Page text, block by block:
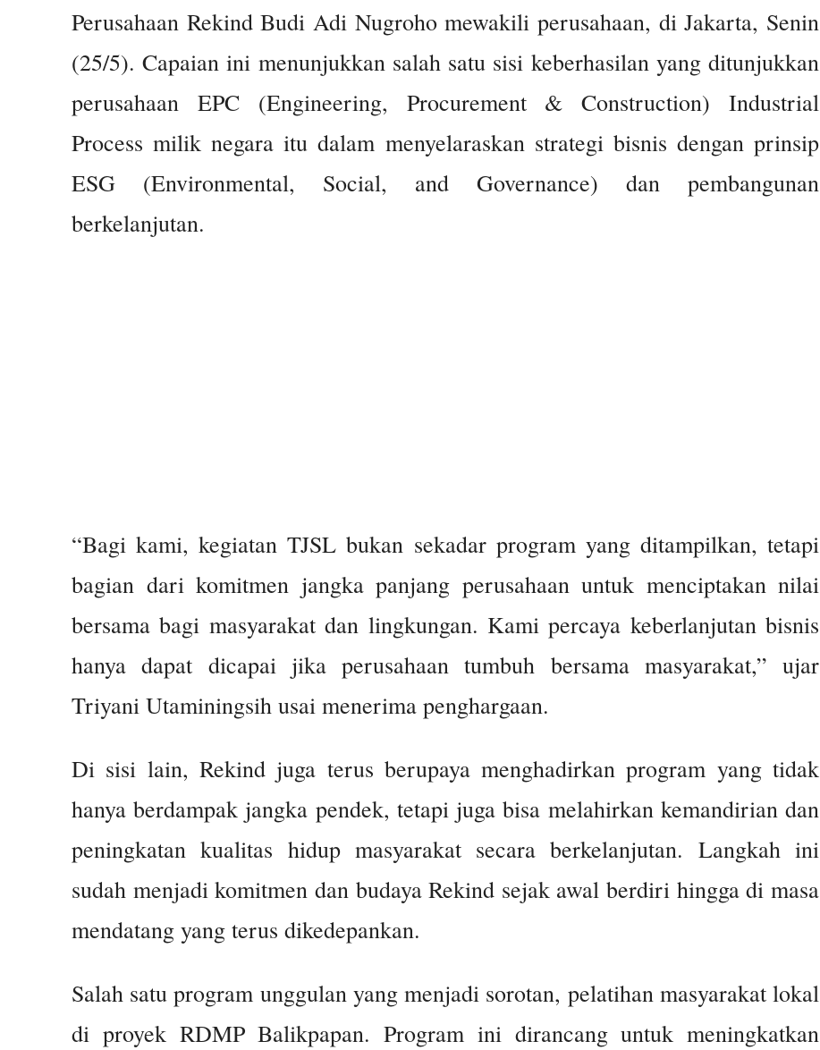
Perusahaan Rekind Budi Adi Nugroho mewakili perusahaan, di Jakarta, Senin
(25/5). Capaian ini menunjukkan salah satu sisi keberhasilan yang ditunjukkan
perusahaan EPC (Engineering, Procurement & Construction) Industrial
Process milik negara itu dalam menyelaraskan strategi bisnis dengan prinsip
ESG (Environmental, Social, and Governance) dan pembangunan
berkelanjutan.
“Bagi kami, kegiatan TJSL bukan sekadar program yang ditampilkan, tetapi
bagian dari komitmen jangka panjang perusahaan untuk menciptakan nilai
bersama bagi masyarakat dan lingkungan. Kami percaya keberlanjutan bisnis
hanya dapat dicapai jika perusahaan tumbuh bersama masyarakat,” ujar
Triyani Utaminingsih usai menerima penghargaan.
Di sisi lain, Rekind juga terus berupaya menghadirkan program yang tidak
hanya berdampak jangka pendek, tetapi juga bisa melahirkan kemandirian dan
peningkatan kualitas hidup masyarakat secara berkelanjutan. Langkah ini
sudah menjadi komitmen dan budaya Rekind sejak awal berdiri hingga di masa
mendatang yang terus dikedepankan.
Salah satu program unggulan yang menjadi sorotan, pelatihan masyarakat lokal
di proyek RDMP Balikpapan. Program ini dirancang untuk meningkatkan